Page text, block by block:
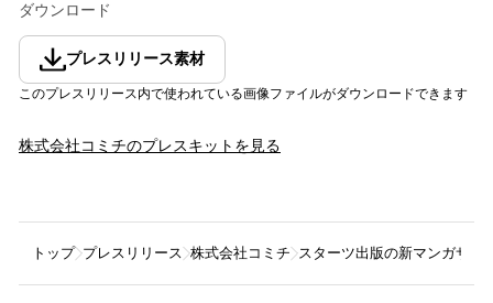
ダウンロード
プレスリリース素材
このプレスリリース内で使われている画像ファイルがダウンロードできます
株式会社コミチのプレスキットを見る
トップ プレスリリース 株式会社コミチ スターツ出版の新マンガサイ